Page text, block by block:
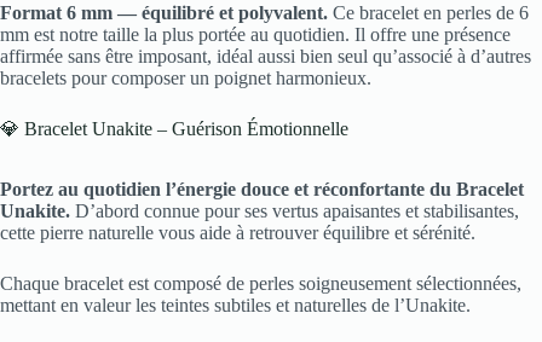
Format 6 mm — équilibré et polyvalent. Ce bracelet en perles de 6
mm est notre taille la plus portée au quotidien. Il offre une présence
affirmée sans être imposant, idéal aussi bien seul qu’associé à d’autres
bracelets pour composer un poignet harmonieux.
💎 Bracelet Unakite – Guérison Émotionnelle
Portez au quotidien l’énergie douce et réconfortante du Bracelet
Unakite. D’abord connue pour ses vertus apaisantes et stabilisantes,
cette pierre naturelle vous aide à retrouver équilibre et sérénité.
Chaque bracelet est composé de perles soigneusement sélectionnées,
mettant en valeur les teintes subtiles et naturelles de l’Unakite.